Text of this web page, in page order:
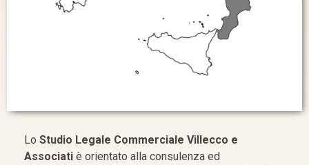
Lo Studio Legale Commerciale Villecco e
Associati è orientato alla consulenza ed